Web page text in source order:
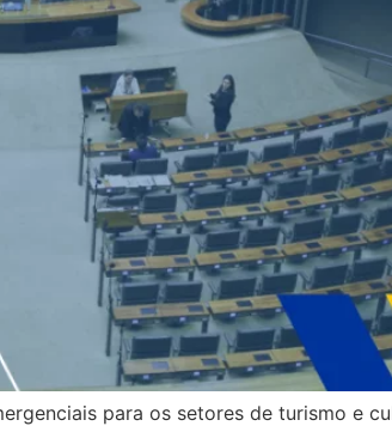
para os setores de turismo e